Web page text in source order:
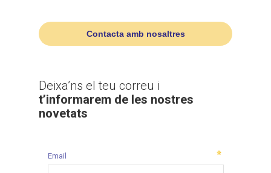
Contacta amb nosaltres
Deixa’ns el teu correu i
t’informarem de les nostres
novetats